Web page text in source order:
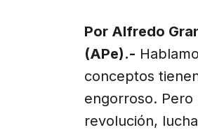
(Twitter)
Por Alfredo
(APe).-
conceptos
engorroso. Pero
revolución,